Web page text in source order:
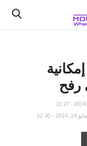
رفح
- 22:30